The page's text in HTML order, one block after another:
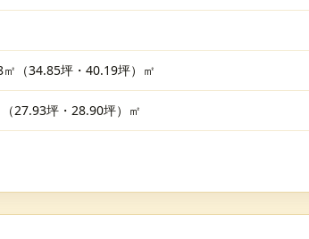
（34.85坪・40.19坪）㎡
27.93坪・28.90坪）㎡